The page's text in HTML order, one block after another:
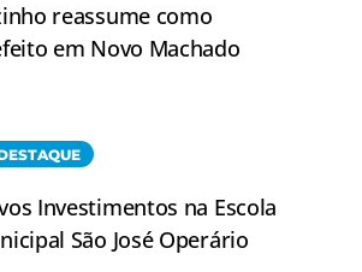
reassume como
em Novo Machado
Investimentos na Escola
São José Operário